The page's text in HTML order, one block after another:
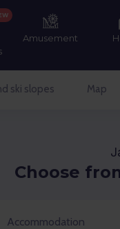
Amusement
ski slopes Map
Choose
Accommodation